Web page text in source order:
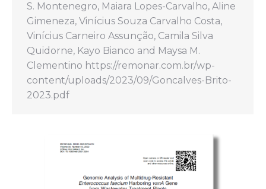
S. Montenegro, Maiara Lopes-Carvalho, Aline
Gimeneza, Vinícius Souza Carvalho Costa,
Vinícius Carneiro Assunção, Camila Silva
Quidorne, Kayo Bianco and Maysa M.
Clementino https://remonar.com.br/wp-
content/uploads/2023/09/Goncalves-Brito-
2023.pdf